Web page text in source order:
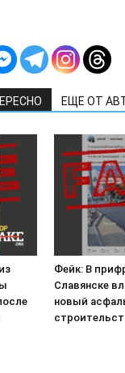
ЕЩЕ ОТ
Фейк: В
Славянске
новый